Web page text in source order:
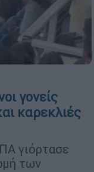
γονείς
καρεκλιές
γιόρτασε
των